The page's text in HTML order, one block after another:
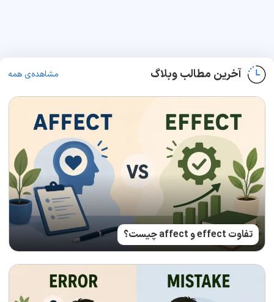
آخرین مطالب وبلاگ مشاهده‌ی همه
تفاوت effect و affect چیست؟